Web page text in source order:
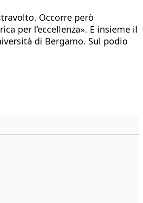
Occorre però
per l’eccellenza». E insieme il
di Bergamo. Sul podio